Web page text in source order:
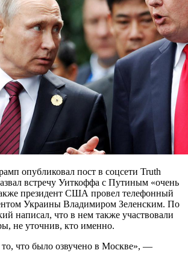
опубликовал пост в соцсети Truth
встречу Уиткоффа с Путиным «очень
президент США провел телефонный
Украины Владимиром Зеленским. По
написал, что в нем также участвовали
не уточнив, кто именно.
что было озвучено в Москве», —